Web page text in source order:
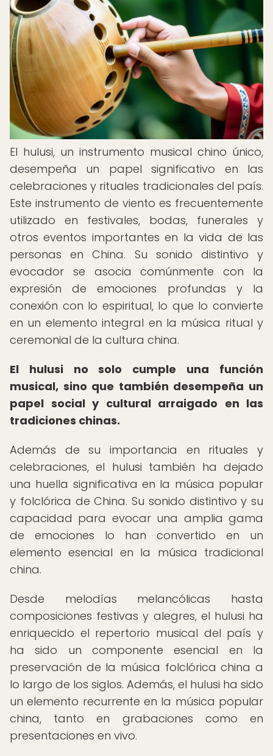
El hulusi, un instrumento musical chino único,
desempeña un papel significativo en las
celebraciones y rituales tradicionales del país.
Este instrumento de viento es frecuentemente
utilizado en festivales, bodas, funerales y
otros eventos importantes en la vida de las
personas en China. Su sonido distintivo y
evocador se asocia comúnmente con la
expresión de emociones profundas y la
conexión con lo espiritual, lo que lo convierte
en un elemento integral en la música ritual y
ceremonial de la cultura china.
El hulusi no solo cumple una función
musical, sino que también desempeña un
papel social y cultural arraigado en las
tradiciones chinas.
Además de su importancia en rituales y
celebraciones, el hulusi también ha dejado
una huella significativa en la música popular
y folclórica de China. Su sonido distintivo y su
capacidad para evocar una amplia gama
de emociones lo han convertido en un
elemento esencial en la música tradicional
china.
Desde melodías melancólicas hasta
composiciones festivas y alegres, el hulusi ha
enriquecido el repertorio musical del país y
ha sido un componente esencial en la
preservación de la música folclórica china a
lo largo de los siglos. Además, el hulusi ha sido
un elemento recurrente en la música popular
china, tanto en grabaciones como en
presentaciones en vivo.